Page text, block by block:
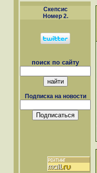
Скепсиc
Номер 2.
поиск по сайту
Подписка на новости